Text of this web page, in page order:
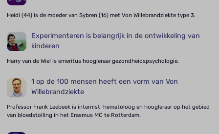
Heidi (44) is de moeder van Sybren (16) met Von Willebrandziekte type 3.
Experimenteren is belangrijk in de ontwikkeling van
kinderen
Harry van de Wiel is emeritus hoogleraar gezondheidspsychologie.
1 op de 100 mensen heeft een vorm van Von
Willebrandziekte
Professor Frank Leebeek is internist-hematoloog en hoogleraar op het gebied
van bloedstolling in het Erasmus MC te Rotterdam.